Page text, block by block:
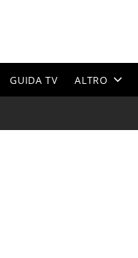
GUIDA TV ALTRO